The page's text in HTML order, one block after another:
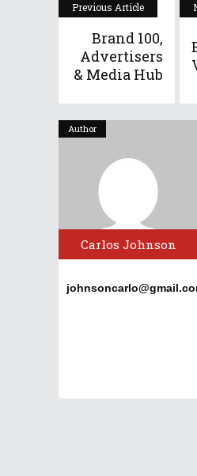
Previous Article
Brand 100,
Advertisers
& Media Hub
Author
Carlos Johnson